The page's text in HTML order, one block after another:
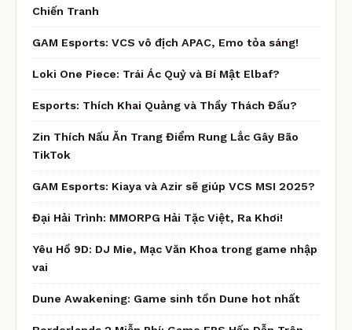
Chiến Tranh
GAM Esports: VCS vô địch APAC, Emo tỏa sáng!
Loki One Piece: Trái Ác Quỷ và Bí Mật Elbaf?
Esports: Thích Khai Quảng và Thầy Thách Đấu?
Zin Thích Nấu Ăn Trang Điểm Rung Lắc Gây Bão
TikTok
GAM Esports: Kiaya và Azir sẽ giúp VCS MSI 2025?
Đại Hải Trình: MMORPG Hải Tặc Việt, Ra Khơi!
Yêu Hồ 9D: DJ Mie, Mạc Văn Khoa trong game nhập
vai
Dune Awakening: Game sinh tồn Dune hot nhất